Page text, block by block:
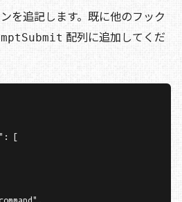
を追記します。既に他のフック
配列に追加してくだ